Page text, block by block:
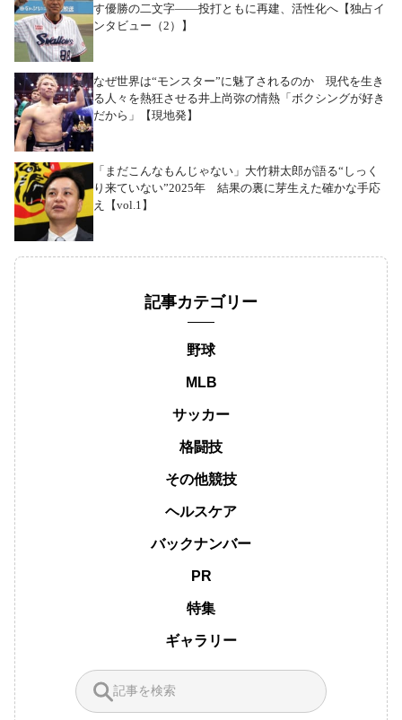
す優勝の二文字――投打ともに再建、活性化へ【独占イ
ンタビュー（2）】
なぜ世界は“モンスター”に魅了されるのか 現代を生き
る人々を熱狂させる井上尚弥の情熱「ボクシングが好き
だから」【現地発】
「まだこんなもんじゃない」大竹耕太郎が語る“しっく
り来ていない”2025年 結果の裏に芽生えた確かな手応
え【vol.1】
記事カテゴリー
野球
MLB
サッカー
格闘技
その他競技
ヘルスケア
バックナンバー
PR
特集
ギャラリー